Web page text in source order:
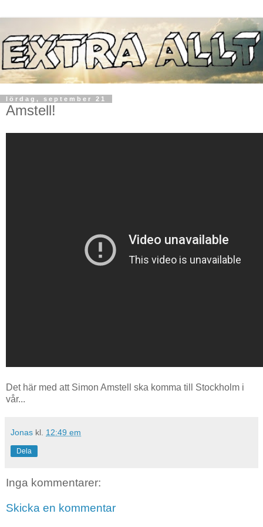
lördag, september 21
Amstell!
Det här med att Simon Amstell ska komma till Stockholm i
vår...
Jonas kl. 12:49 em
Dela
Inga kommentarer:
Skicka en kommentar